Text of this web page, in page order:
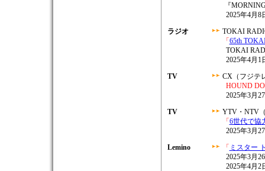
『
2025年4月8
ラジオ
TOKAI
「 65th
TOKAI
2025年4月1
TV
CX（フジテ
HOUND
2025年3月
TV
YTV・NTV
「 6世代で協
2025年3月
Lemino
「 ミスター
2025年3月
2025年4月2